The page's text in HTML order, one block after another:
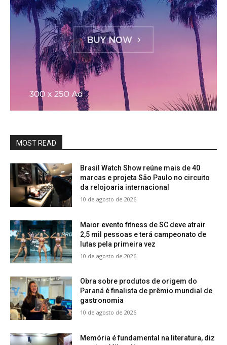
MOST READ
Brasil Watch Show reúne mais de 40
marcas e projeta São Paulo no circuito
da relojoaria internacional
10 de agosto de 2026
Maior evento fitness de SC deve atrair
2,5 mil pessoas e terá campeonato de
lutas pela primeira vez
10 de agosto de 2026
Obra sobre produtos de origem do
Paraná é finalista de prêmio mundial de
gastronomia
10 de agosto de 2026
Memória é fundamental na literatura, diz